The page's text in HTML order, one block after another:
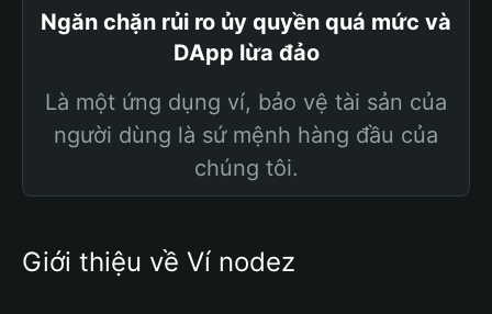
Ngăn chặn rủi ro ủy quyền quá mức và
DApp lừa đảo
Là một ứng dụng ví, bảo vệ tài sản của
người dùng là sứ mệnh hàng đầu của
chúng tôi.
Giới thiệu về Ví nodez